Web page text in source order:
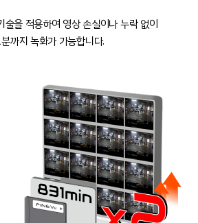
술을 적용하여 영상 손실이나 누락 없이
까지 녹화가 가능합니다.